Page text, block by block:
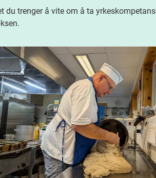
du trenger å vite om å ta